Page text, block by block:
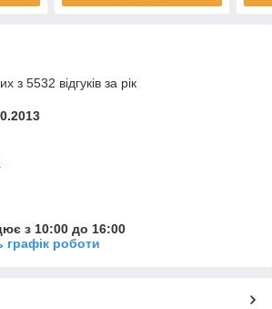
з 5532 відгуків за рік
з 10:00 до 16:00
графік роботи